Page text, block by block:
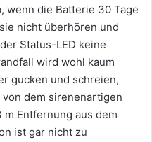
wenn die Batterie 30 Tage
nicht überhören und
Status-LED keine
wird wohl kaum
gucken und schreien,
dem sirenenartigen
Entfernung aus dem
ist gar nicht zu